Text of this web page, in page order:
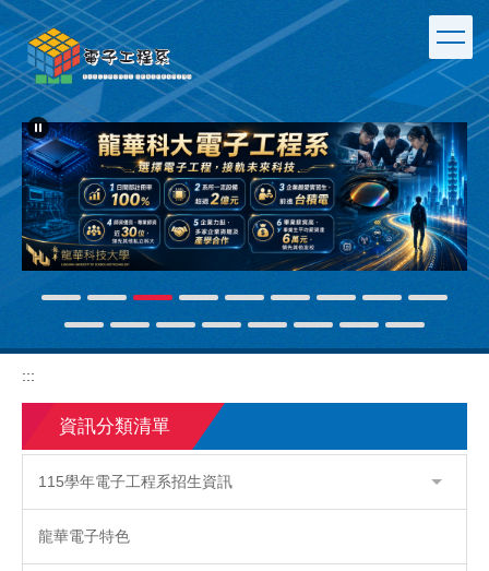
跳
到
主
要
內
容
區
:::
資訊分類清單
115學年電子工程系招生資訊
龍華電子特色